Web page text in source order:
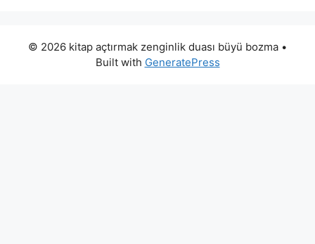
© 2026 kitap açtırmak zenginlik duası büyü bozma •
Built with GeneratePress